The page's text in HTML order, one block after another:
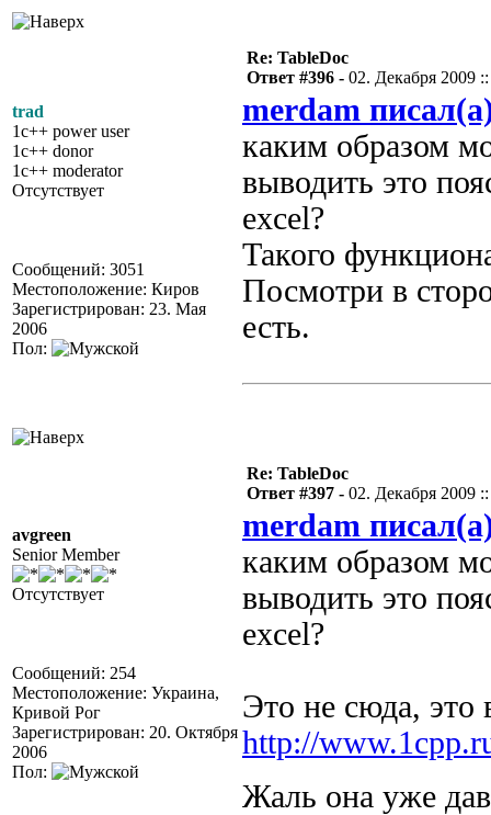
trad
1c++ power user
1c++ donor
1c++ moderator
Отсутствует
Сообщений: 3051
Местоположение: Киров
Зарегистрирован: 23. Мая
2006
Пол:
Re: TableDoc
Ответ #396 - 02. Декабря 2009
merdam
каким образом
выводить это
excel?
Такого
Посмотри в
есть.
avgreen
Senior Member
Отсутствует
Сообщений: 254
Местоположение: Украина,
Кривой Рог
Зарегистрирован: 20. Октября
2006
Пол:
Re: TableDoc
Ответ #397 - 02. Декабря 2009
merdam
каким образом
выводить это
excel?
Это не сюда, это
http://
Жаль она уже